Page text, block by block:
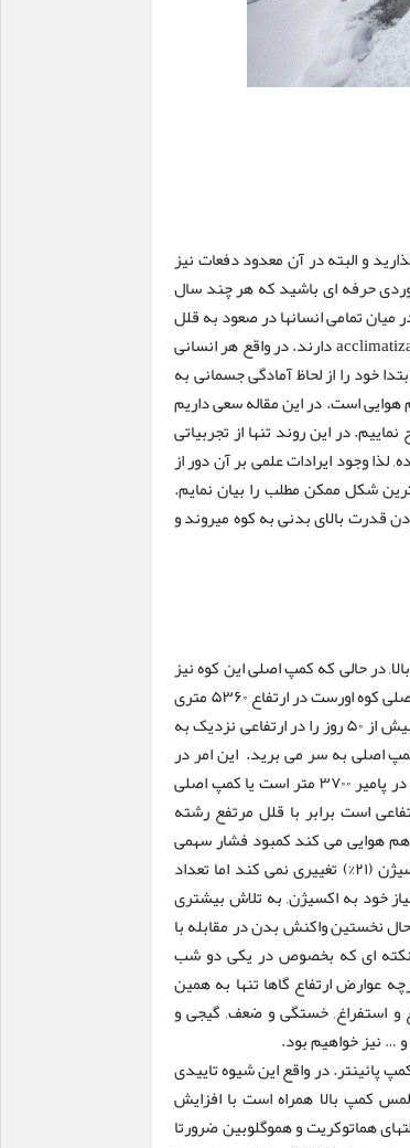
و البته در آن معدود دفعات نیز
حرفه ای باشید که هر چند سال
تمامی انسانها در صعود به قلل
دارند. در واقع هر انسانی
خود را از لحاظ آمادگی جسمانی به
هوایی است. در این مقاله سعی داریم
در این روند تنها از تجربیاتی
وجود ایرادات علمی بر آن دور از
شکل ممکن مطلب را بیان نمایم.
قدرت بالای بدنی به کوه میروند و
با ۳ مرحله کمپ در ارتفاع بالا, در حالی که کمپ اصلی این کوه نیز
در ارتفاعی برابر با بلندترین کوههای محل زندگی ما قرار دارد. بطور مثال کمپ اصلی کوه اورست در ارتفاع ۵۳۶۰ متری
است یا کمپ اصلی چوآیو در ۵۶۰۰ متری قرار گرفته. دقت کنید شما قرار است بیش از ۵۰ روز را در ارتفاعی نزدیک به
کمپ اصلی به سر می برید. این امر در
کوههای کم ارتفاعتر نیز صادق است, مثلا ارتفاع کمپ اصلی کوه پرطرفدار لنین در پامیر ۳۷۰۰ متر است یا کمپ اصلی
می شود که درست ارتفاعی است برابر با قلل مرتفع رشته
هم هوایی می کند کمبود فشار سهمی
اکسیژن در ارتفاع است. گرچه در هر هوایی و در هر ارتفاعی میزان درصد اکسیژن (۲۱%) تغییری نمی کند اما تعداد
خود به اکسیژن, به تلاش بیشتری
نخستین واکنش بدن در مقابله با
نکته ای که بخصوص در یکی دو شب
عوارض ارتفاع گاها تنها به همین
و استفراغ, خستگی و ضعف, گیجی و
نیز خواهیم بود.
پائینتر. در واقع این شیوه تاییدی
لمس کمپ بالا همراه است با افزایش
هماتوکریت و هموگلوبین ضرورتا